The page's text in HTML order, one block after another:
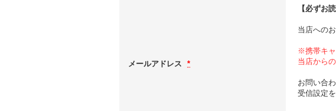
メールアドレス *
【必ずお
当店への
※携帯キャ
当店から
お問い合
受信設定